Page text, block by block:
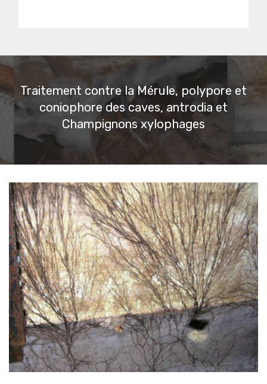
Traitement contre la Mérule, polypore et
coniophore des caves, antrodia et
Champignons xylophages